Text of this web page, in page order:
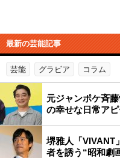
最新の芸能記事
芸能 グラビア コラム
元ジャンポケ斉
の幸せな日常ア
堺雅人「VIVANT
者を誘う“昭和劇